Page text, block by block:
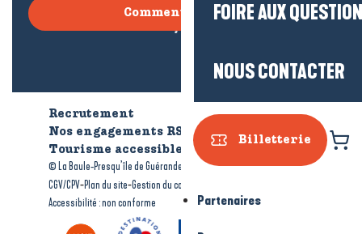
FOIRE AUX
NOUS CONTACTER
Billetterie
Partenaires
Comment venir ?
Recrutement
Qui sommes-nous ?
Nos engagements RSE
Tourisme accessible
© La Baule-Presqu’île de Guérande tourisme-Mentions légales-
CGV/CPV-Plan du site-Gestion du consentement
Accessibilité : non conforme